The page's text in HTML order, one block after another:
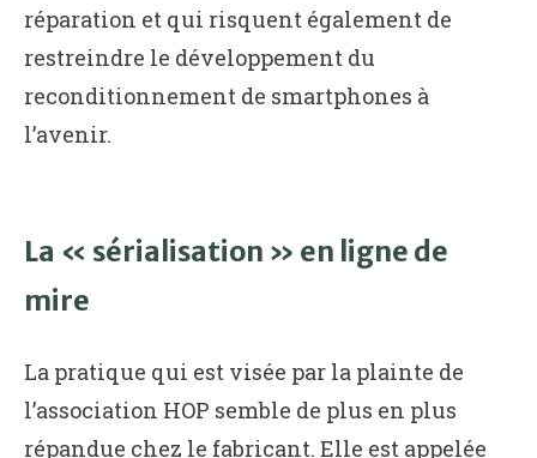
réparation et qui risquent également de
restreindre le développement du
reconditionnement de smartphones à
l’avenir.
La « sérialisation » en ligne de
mire
La pratique qui est visée par la plainte de
l’association HOP semble de plus en plus
répandue chez le fabricant. Elle est appelée